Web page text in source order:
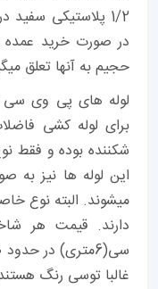
حجیم به آنها تعلق
لوله های پی وی سی
برای لوله کشی
شکننده بوده و فقط
میشوند. البته نوع
غالبا توسی رنگ